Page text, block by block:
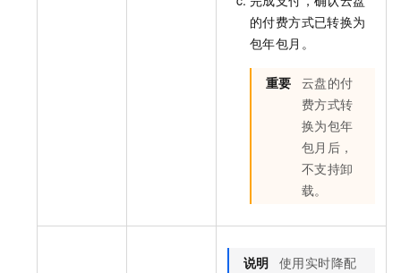
的付费方式已转换为
包年包月。
重要 云盘的付
费方式转
换为包年
包月后，
不支持卸
载。
说明 使用实时降配